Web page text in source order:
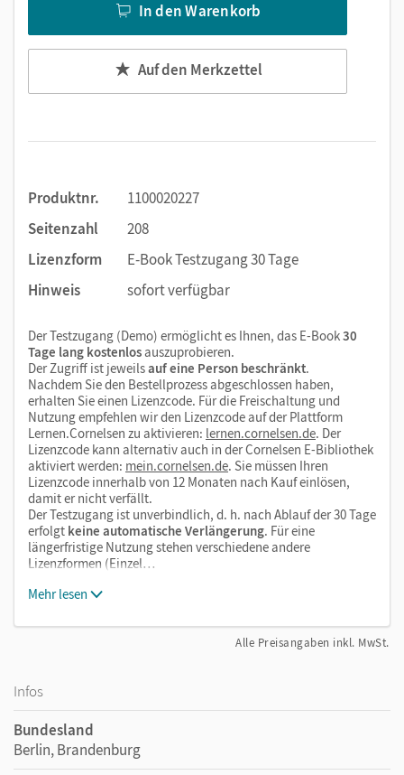
Suchen im Text
Zoomen
In den Warenkorb
Auf den Merkzettel
Produktnr.
1100020227
Seitenzahl
208
Lizenzform
E-Book Testzugang 30 Tage
Hinweis
sofort verfügbar
Der Testzugang (Demo) ermöglicht es Ihnen, das E-Book30
Tage lang kostenlosauszuprobieren.
Der Zugriff ist jeweilsauf eine Person beschränkt.
Nachdem Sie den Bestellprozess abgeschlossen haben,
erhalten Sie einen Lizenzcode. Für die Freischaltung und
Nutzung empfehlen wir den Lizenzcode auf der Plattform
Lernen.Cornelsen zu aktivieren: lernen.cornelsen.de. Der
Lizenzcode kann alternativ auch in der Cornelsen E-Bibliothek
aktiviert werden: mein.cornelsen.de. Sie müssen Ihren
Lizenzcode innerhalb von 12 Monaten nach Kauf einlösen,
damit er nicht verfällt.
Der Testzugang ist unverbindlich, d. h. nach Ablauf der 30 Tage
erfolgt keine automatische Verlängerung. Für eine
längerfristige Nutzung stehen verschiedene andere
Lizenzformen (Einzel…
Mehr lesen
Alle Preisangaben inkl. MwSt.
Infos
Bundesland
Berlin, Brandenburg